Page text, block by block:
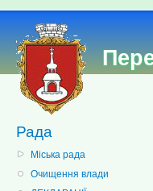
Рада
Міська рада
Очищення влади